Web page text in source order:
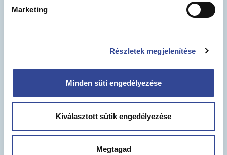
Marketing
Részletek megjelenítése
Minden süti engedélyezése
Kiválasztott sütik engedélyezése
Megtagad
Ügyfélszolgálati elérhetőségeink